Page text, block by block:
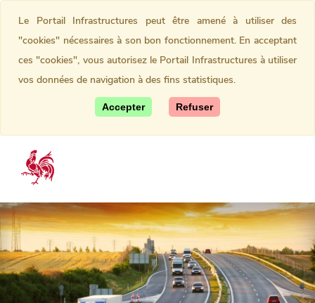
Le Portail Infrastructures peut être amené à utiliser des
"cookies" nécessaires à son bon fonctionnement. En acceptant
ces "cookies", vous autorisez le Portail Infrastructures à utiliser
vos données de navigation à des fins statistiques.
Accepter Refuser